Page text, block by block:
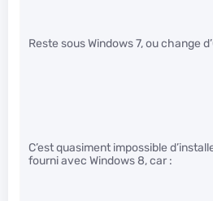
Reste sous Windows 7, ou change
C’est quasiment impossible
fourni avec Windows 8, car :